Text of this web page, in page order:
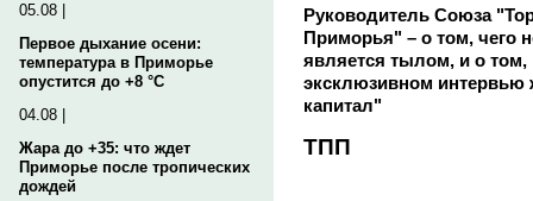
05.08 |
Первое дыхание осени:
температура в Приморье
опустится до +8 °C
04.08 |
Жара до +35: что ждет
Приморье после тропических
дождей
Руководитель Союза
Приморья" – о том, чего
является тылом, и о том,
эксклюзивном
капитал"
ТПП